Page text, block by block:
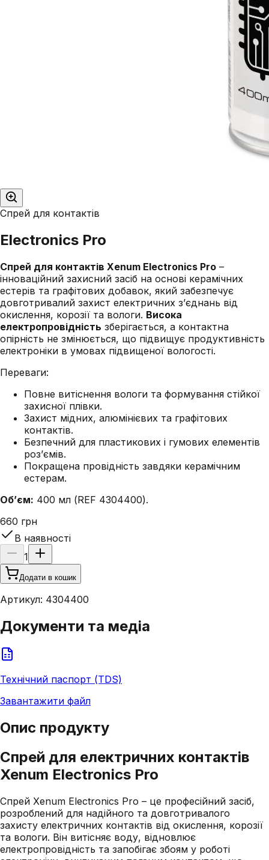
Спрей для контактів
Electronics Pro
Спрей для контактів Xenum Electronics Pro –
інноваційний захисний засіб на основі керамічних
естерів та графітових добавок, який забезпечує
довготривалий захист електричних з’єднань від
окислення, корозії та вологи. Висока
електропровідність зберігається, а контактна
опірність не змінюється, що підвищує продуктивність
електроніки в умовах підвищеної вологості.
Переваги:
Повне витіснення вологи та формування стійкої
захисної плівки.
Захист мідних, алюмінієвих та графітових
контактів.
Безпечний для пластикових і гумових елементів
роз’ємів.
Покращена провідність завдяки керамічним
естерам.
Об’єм: 400 мл (REF 4304400).
660 грн
В наявності
1
Додати в кошик
Артикул: 4304400
Документи та медіа
Технічний паспорт (TDS)
Завантажити файл
Опис продукту
Спрей для електричних контактів
Xenum Electronics Pro
Спрей Xenum Electronics Pro – це професійний засіб,
розроблений для надійного та довготривалого
захисту електричних контактів від окислення, корозії
та вологи. Він витісняє воду, відновлює
електропровідність та запобігає збоям у роботі